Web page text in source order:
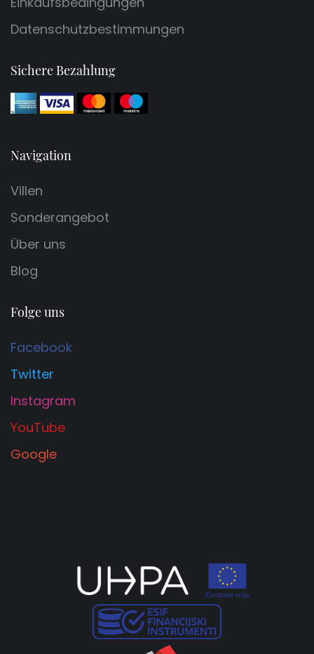
Datenschutzbestimmungen
Sichere Bezahlung
Navigation
Villen
Sonderangebot
Über uns
Blog
Folge uns
Facebook
Twitter
Instagram
YouTube
Google